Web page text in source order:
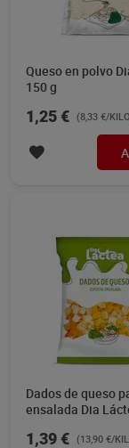
Queso en polvo
150 g
1,25 € (8,33 €/
Dados de queso
ensalada Dia
1,39 € (13,90 €/